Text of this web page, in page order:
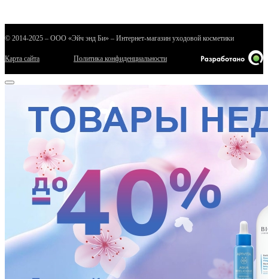
© 2014-2025 – ООО «Эйч энд Би» – Интернет-магазин уходовой косметики
Карта сайта Политика конфиденциальности